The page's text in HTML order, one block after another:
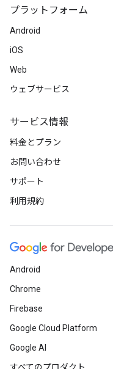
プラットフォーム
Android
iOS
Web
ウェブサービス
サービス情報
料金とプラン
お問い合わせ
サポート
利用規約
Android
Chrome
Firebase
Google Cloud Platform
Google AI